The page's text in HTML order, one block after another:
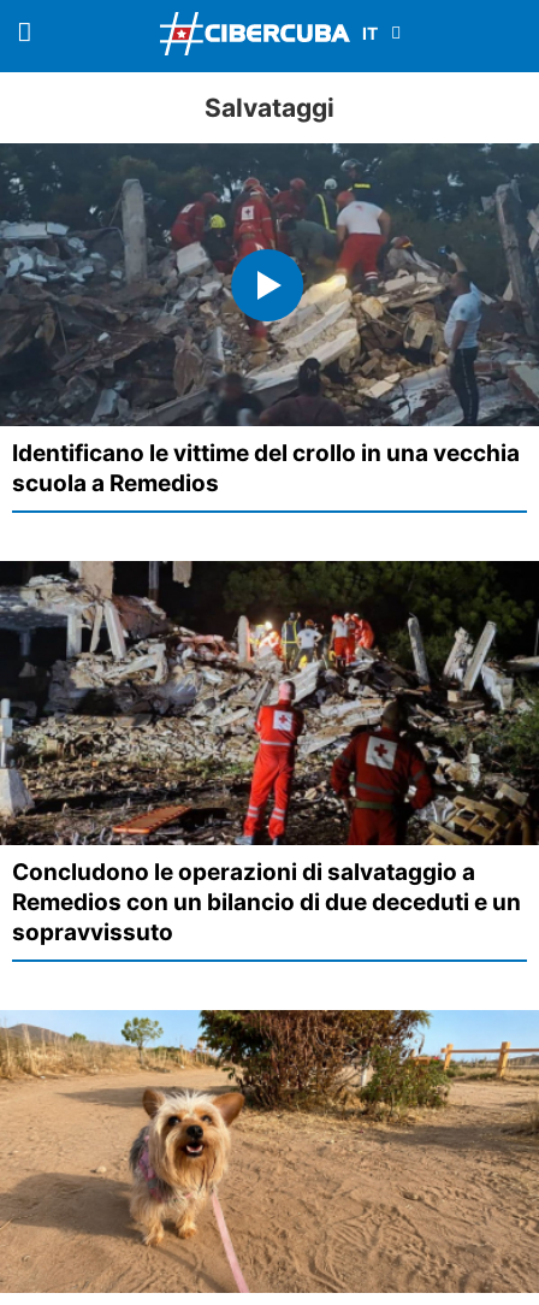
Salvataggi
Identificano le vittime del crollo in una vecchia
scuola a Remedios
Concludono le operazioni di salvataggio a
Remedios con un bilancio di due deceduti e un
sopravvissuto